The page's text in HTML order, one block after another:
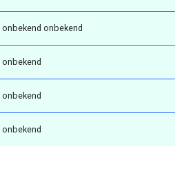
onbekend onbekend
onbekend
onbekend
onbekend